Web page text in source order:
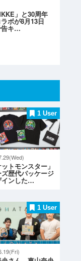
」と30周年
ボが8月13日
告キ…
1 User
ットモンスター」
歴代パッケージ
インした…
1 User